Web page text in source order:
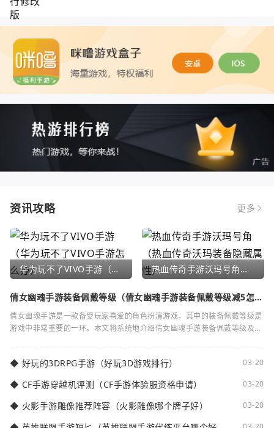
资讯攻略 更多
华为玩不了VIVO手游（华为玩不了VIVO手游怎么办） 热血传奇手游沃玛号角（热血传奇沃玛装备隐藏属性）
倩女幽魂手游装备佩戴等级（倩女幽魂手游装备佩戴等级减5怎么
倩女幽魂手游是一款备受玩家喜爱的角色扮演游戏，其中的装备佩戴等级是
游戏中非常重要的一环。本文将系统地介绍倩女幽魂手游装备佩戴等级及其
◆ 好玩的3DRPG手游（好玩3D游戏排行） 03-20
◆ CF手游穿越机评测（CF手游体验服资格申请） 03-20
◆ 火影手游雕像推荐阵容（火影雕像哪个牌子好） 03-20